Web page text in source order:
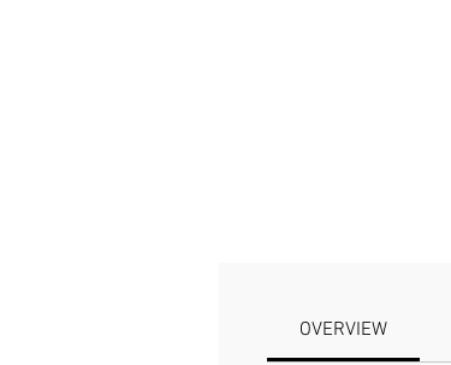
OVERVIEW